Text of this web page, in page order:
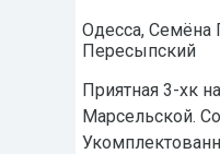
Одесса, Семёна
Пересыпский
Приятная 3-хк
Марсельской.